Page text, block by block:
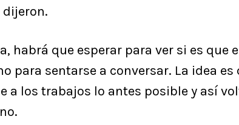
dijeron.
habrá que esperar para ver si es que
para sentarse a conversar. La idea
a los trabajos lo antes posible y así